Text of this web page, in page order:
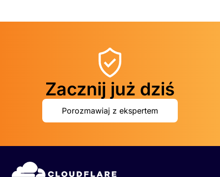
Zacznij już dziś
Porozmawiaj z ekspertem